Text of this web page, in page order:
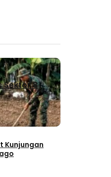
Sektor 8
Kunjungan